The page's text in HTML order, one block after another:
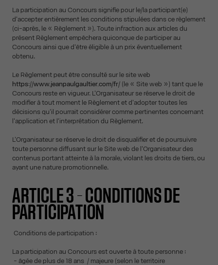
La participation au Concours signifie pour le/la participant(e)
d'accepter entièrement les conditions stipulées dans ce règlement
(ci-après, le « Règlement »). Toute infraction aux articles du
présent Règlement empêchera quiconque de participer au
Concours ainsi que d'être éligible à un prix éventuellement
obtenu.
Le Règlement peut être consulté sur le site web
https://www.jeanpaulgaultier.com/fr/(le « Site web ») tant que le
Concours reste en vigueur. L'Organisateur se réserve le droit de
modifier à tout moment le Règlement et d'adopter toutes les
décisions qu'il pourrait considérer comme pertinentes concernant
l'application et l'interprétation du Règlement.
L'Organisateur se réserve le droit de disqualifier et de poursuivre
toute personne diffusant sur le Site web de l'Organisateur des
contenus portant atteinte à la morale, violant les droits de tiers, ou
ayant une nature promotionnelle.
ARTICLE 3 – CONDITIONS DE
PARTICIPATION
Conditions de participation :
La participation au Concours est ouverte à toute personne :
- âgée de plus de 18 ans / majeure (selon le territoire